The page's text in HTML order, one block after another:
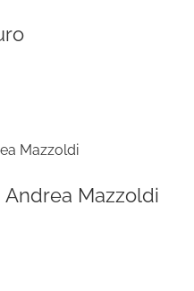
Andrea Mazzoldi